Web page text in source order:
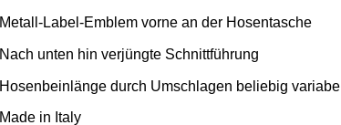
Metall-Label-Emblem vorne an der Hosentasche
Nach unten hin verjüngte Schnittführung
Hosenbeinlänge durch Umschlagen beliebig variabel
Made in Italy